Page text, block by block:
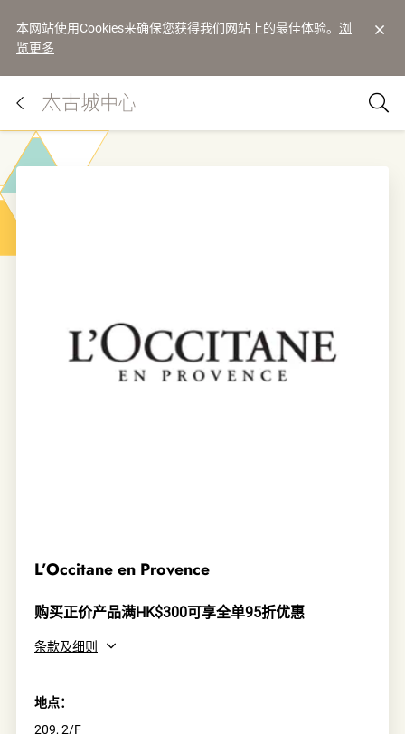
本网站使用Cookies来确保您获得我们网站上的最佳体验。 浏
览更多
L’Occitane en Provence
购买正价产品满HK$300可享全单95折优惠
条款及细则
地点：
209, 2/F